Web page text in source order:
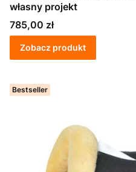
własny projekt
Cena
785,00 zł
Zobacz produkt
Bestseller